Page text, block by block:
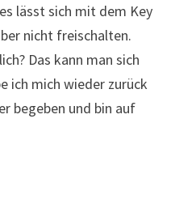
lässt sich mit dem Key
nicht freischalten.
Das kann man sich
ich mich wieder zurück
begeben und bin auf